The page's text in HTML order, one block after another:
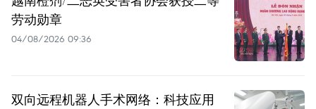
劳动勋章
04/08/2026 09:36
双向远程机器人手术网络：科技应用